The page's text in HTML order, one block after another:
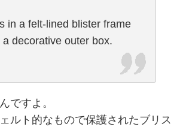
in a felt-lined blister frame
a decorative outer box.
ですよ。
ルト的なもので保護されたブリス